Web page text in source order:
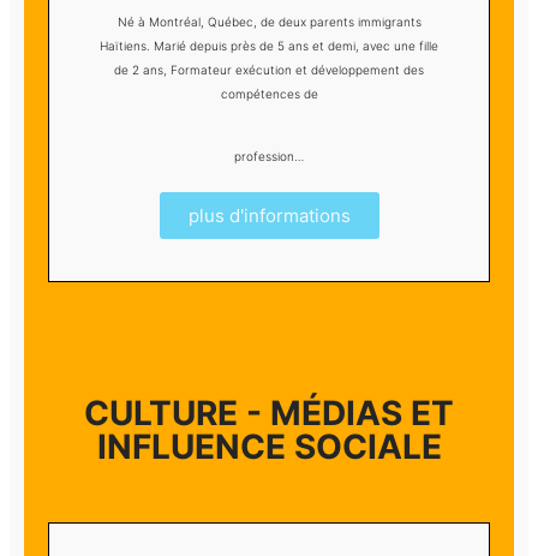
Né à Montréal, Québec, de deux parents immigrants
Haïtiens. Marié depuis près de 5 ans et demi, avec une fille
de 2 ans, Formateur exécution et développement des
compétences de
profession…
plus d'informations
CULTURE - MÉDIAS ET
INFLUENCE SOCIALE